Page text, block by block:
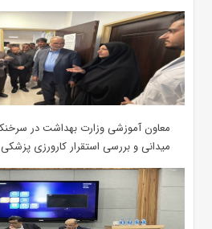
معاون آموزشی وزارت بهداشت در
میدانی و بررسی استقرار کارورزی پزشکی